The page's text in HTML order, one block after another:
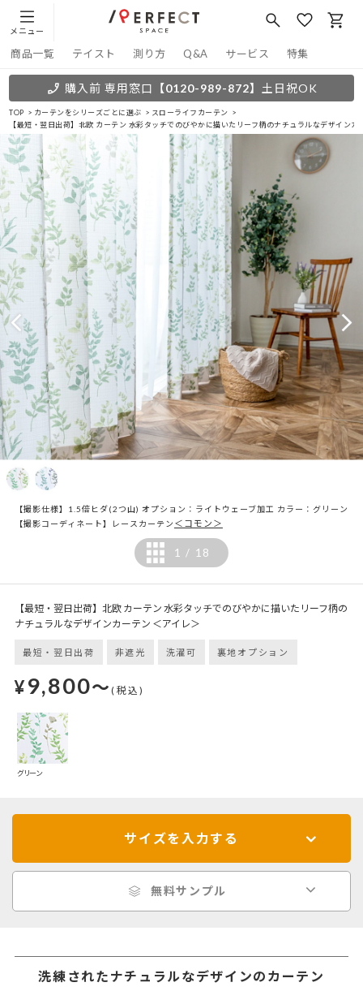
メニュー
商品一覧 テイスト 測り方 Q&A サービス 特集
購入前 専用窓口 【0120-989-872】 土日祝OK
TOP カーテンをシリーズごとに選ぶ
スローライフカーテン
【最短・翌日出荷】北欧 カーテン 水彩タッチでのびやかに描いたリーフ柄のナチュラルなデザインカ
【撮影仕様】1.5倍ヒダ(2つ山) オプション：ライトウェーブ加工 カラー：グリーン
【撮影コーディネート】レースカーテン ＜コモン＞
1 / 18
【最短・翌日出荷】北欧 カーテン 水彩タッチでのびやかに描いたリーフ柄の
ナチュラルなデザインカーテン ＜アイレ＞
最短・翌日出荷 非遮光 洗濯可 裏地オプション
¥9,800～(税込)
グリーン
サイズを入力する
無料サンプル
洗練されたナチュラルなデザインのカーテン